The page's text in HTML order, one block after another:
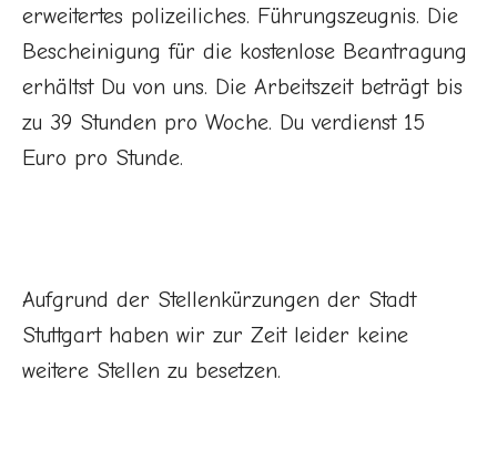
erweitertes polizeiliches. Führungszeugnis. Die
Bescheinigung für die kostenlose Beantragung
erhältst Du von uns. Die Arbeitszeit beträgt bis
zu 39 Stunden pro Woche. Du verdienst 15
Euro pro Stunde.
Aufgrund der Stellenkürzungen der Stadt
Stuttgart haben wir zur Zeit leider keine
weitere Stellen zu besetzen.